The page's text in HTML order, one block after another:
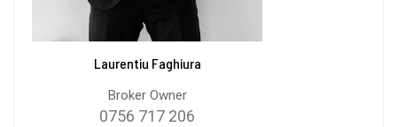
Laurentiu Faghiura
Broker Owner
0756 717 206